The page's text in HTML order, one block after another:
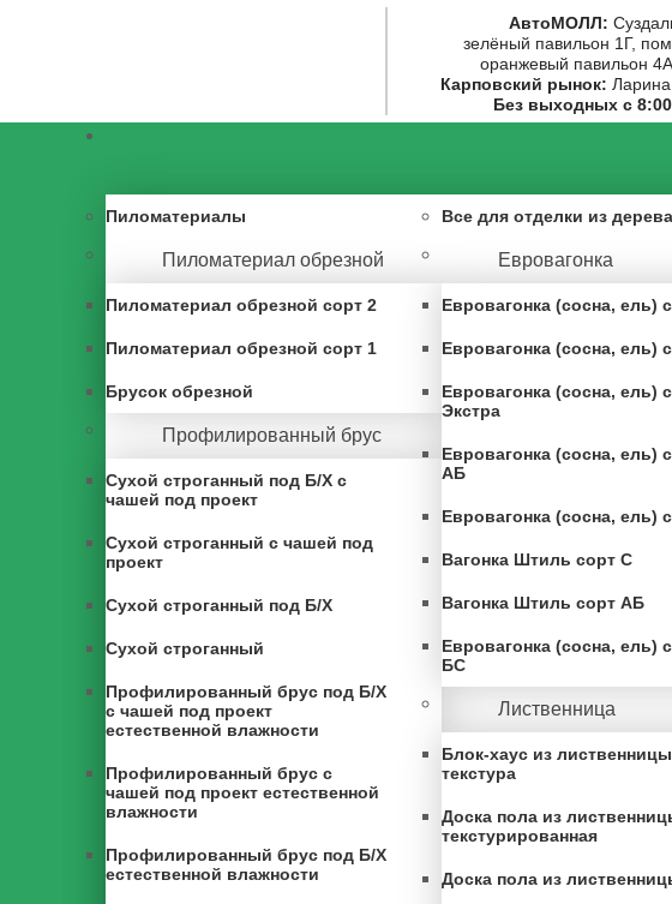
АвтоМОЛЛ:
зелёный павильон 1Г,
оранжевый павильон
Карповский рынок:
Без выходных с
Пиломатериалы
Пиломатериал обрезной
Пиломатериал обрезной сорт 2
Пиломатериал обрезной сорт 1
Брусок обрезной
Профилированный брус
Сухой строганный под Б/Х с
чашей под проект
Сухой строганный с чашей под
проект
Сухой строганный под Б/Х
Сухой строганный
Профилированный брус под Б/Х
с чашей под проект
естественной влажности
Профилированный брус с
чашей под проект естественной
влажности
Профилированный брус под Б/Х
естественной влажности
Все для отделки из дерева
Евровагонка
Евровагонка (сосна, ель)
Евровагонка (сосна, ель)
Евровагонка (сосна, ель)
Экстра
Евровагонка (сосна, ель)
АБ
Евровагонка (сосна, ель)
Вагонка Штиль сорт С
Вагонка Штиль сорт АБ
Евровагонка (сосна, ель)
БС
Лиственница
Блок-хаус из лиственницы
текстура
Доска пола из
текстурированная
Доска пола из